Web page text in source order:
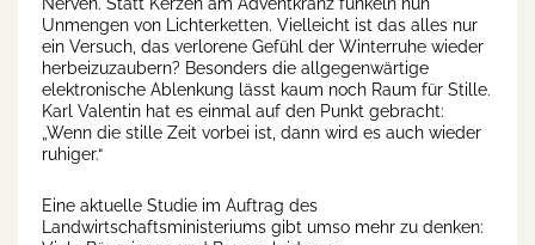
Nerven. Statt Kerzen am Adventkranz funkeln nun
Unmengen von Lichterketten. Vielleicht ist das alles nur
ein Versuch, das verlorene Gefühl der Winterruhe wieder
herbeizuzaubern? Besonders die allgegenwärtige
elektronische Ablenkung lässt kaum noch Raum für Stille.
Karl Valentin hat es einmal auf den Punkt gebracht:
„Wenn die stille Zeit vorbei ist, dann wird es auch wieder
ruhiger.“
Eine aktuelle Studie im Auftrag des
Landwirtschaftsministeriums gibt umso mehr zu denken: